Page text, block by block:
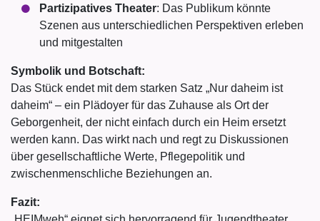
Partizipatives Theater: Das Publikum könnte
Szenen aus unterschiedlichen Perspektiven erleben
und mitgestalten
Symbolik und Botschaft:
Das Stück endet mit dem starken Satz „Nur daheim ist
daheim“ – ein Plädoyer für das Zuhause als Ort der
Geborgenheit, der nicht einfach durch ein Heim ersetzt
werden kann. Das wirkt nach und regt zu Diskussionen
über gesellschaftliche Werte, Pflegepolitik und
zwischenmenschliche Beziehungen an.
Fazit: